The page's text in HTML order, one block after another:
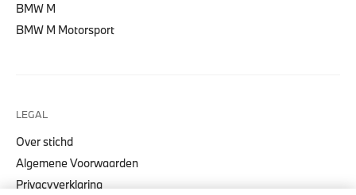
BMW M
BMW M Motorsport
LEGAL
Over stichd
Algemene Voorwaarden
Privacyverklaring